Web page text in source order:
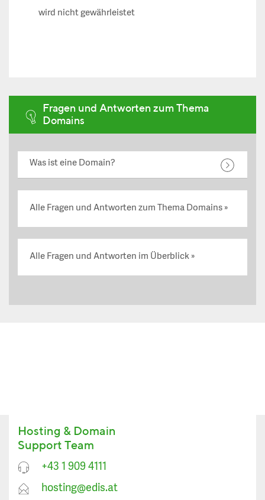
wird nicht gewährleistet
Fragen und Antworten zum Thema
Domains
Was ist eine Domain?
Alle Fragen und Antworten zum Thema Domains
Alle Fragen und Antworten im Überblick
Hosting & Domain
Support Team
+43 1 909 4111
hosting@edis.at